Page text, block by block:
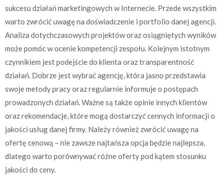
sukcesu działań marketingowych w Internecie. Przede wszystkim
warto zwrócić uwagę na doświadczenie i portfolio danej agencji.
Analiza dotychczasowych projektów oraz osiągniętych wyników
może pomóc w ocenie kompetencji zespołu. Kolejnym istotnym
czynnikiem jest podejście do klienta oraz transparentność
działań. Dobrze jest wybrać agencję, która jasno przedstawia
swoje metody pracy oraz regularnie informuje o postępach
prowadzonych działań. Ważne są także opinie innych klientów
oraz rekomendacje, które mogą dostarczyć cennych informacji o
jakości usług danej firmy. Należy również zwrócić uwagę na
ofertę cenową – nie zawsze najtańsza opcja będzie najlepsza,
dlatego warto porównywać różne oferty pod kątem stosunku
jakości do ceny.